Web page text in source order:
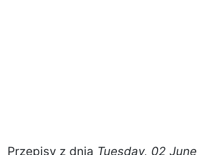
Przepisy z dnia Tuesday, 02 June